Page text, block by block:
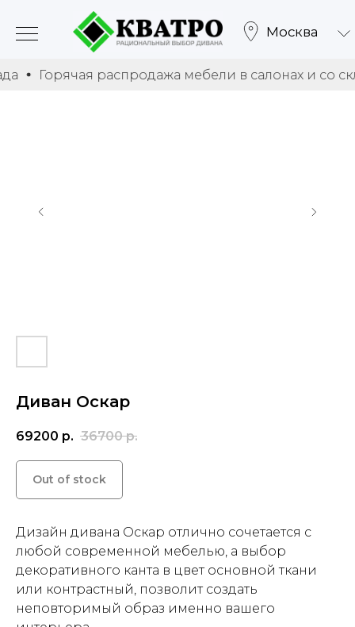
Москва
Горячая распродажа мебели в салонах и со
Диван Оскар
69200 р. 36700 р.
Out of stock
Дизайн дивана Оскар отлично сочетается с
любой современной мебелью, а выбор
декоративного канта в цвет основной ткани
или контрастный, позволит создать
неповторимый образ именно вашего